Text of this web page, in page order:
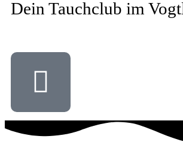
Dein Tauchclub im